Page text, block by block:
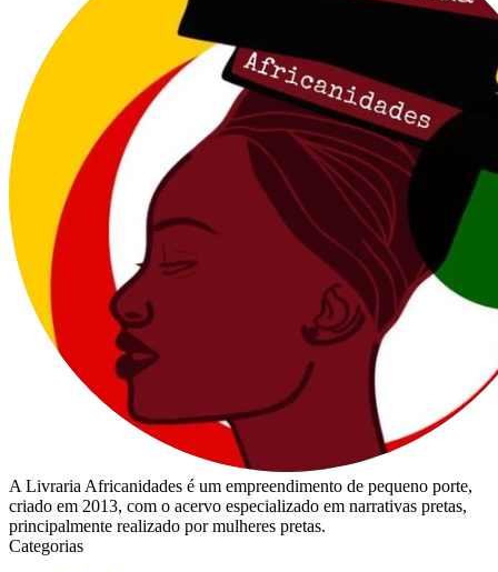
A Livraria Africanidades é um empreendimento de pequeno porte,
criado em 2013, com o acervo especializado em narrativas pretas,
principalmente realizado por mulheres pretas.
Categorias